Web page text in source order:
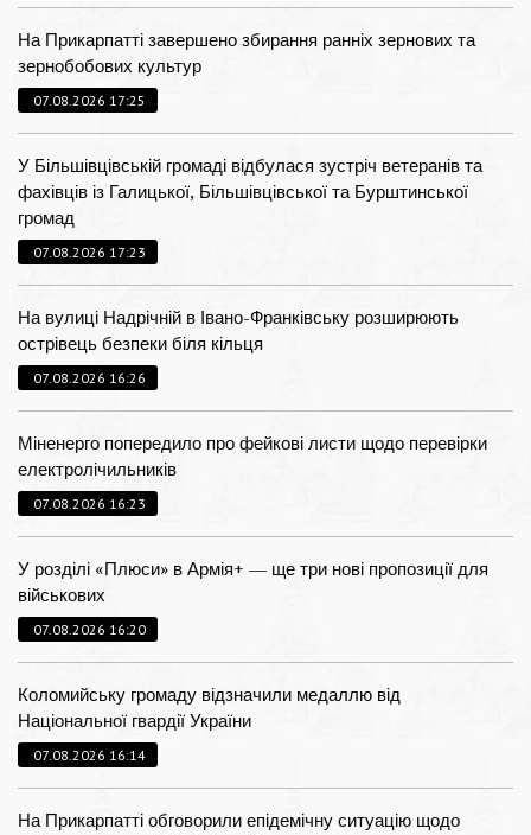
На Прикарпатті завершено збирання ранніх зернових та
зернобобових культур
07.08.2026 17:25
У Більшівцівській громаді відбулася зустріч ветеранів та
фахівців із Галицької, Більшівцівської та Бурштинської
громад
07.08.2026 17:23
На вулиці Надрічній в Івано-Франківську розширюють
острівець безпеки біля кільця
07.08.2026 16:26
Міненерго попередило про фейкові листи щодо перевірки
електролічильників
07.08.2026 16:23
У розділі «Плюси» в Армія+ — ще три нові пропозиції для
військових
07.08.2026 16:20
Коломийську громаду відзначили медаллю від
Національної гвардії України
07.08.2026 16:14
На Прикарпатті обговорили епідемічну ситуацію щодо